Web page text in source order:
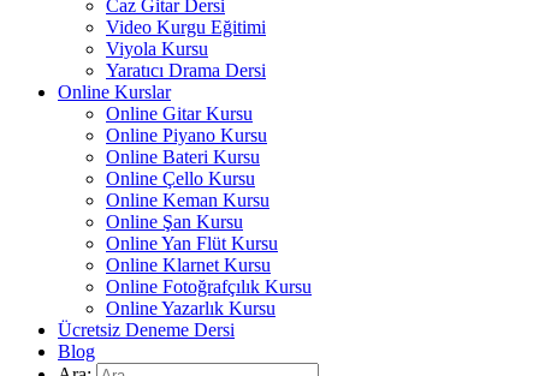
Caz Gitar Dersi
Video Kurgu Eğitimi
Viyola Kursu
Yaratıcı Drama Dersi
Online Kurslar
Online Gitar Kursu
Online Piyano Kursu
Online Bateri Kursu
Online Çello Kursu
Online Keman Kursu
Online Şan Kursu
Online Yan Flüt Kursu
Online Klarnet Kursu
Online Fotoğrafçılık Kursu
Online Yazarlık Kursu
Ücretsiz Deneme Dersi
Blog